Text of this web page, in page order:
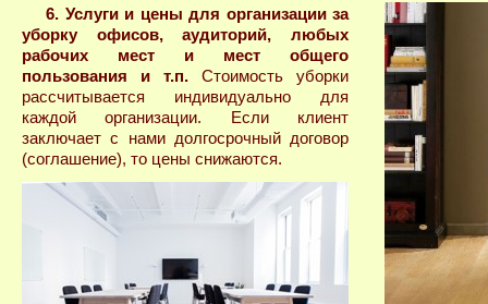
6. Услуги и цены для организации за
уборку офисов, аудиторий, любых
рабочих мест и мест общего
пользования и т.п. Стоимость уборки
рассчитывается индивидуально для
каждой организации. Если клиент
заключает с нами долгосрочный договор
(соглашение), то цены снижаются.